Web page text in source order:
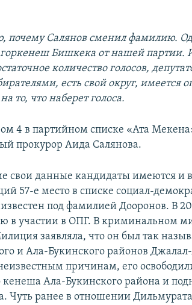
почему Салянов сменил фамилию.
Бишкека от нашей партии.
количество голосов,
есть свой округ,
то, что наберет голоса.
4 в партийном списке «Ата
прокурор Аида Салянова.
свои данные кандидаты имеются и
57-е место в списке социал-
под фамилией Дооронов. В
в участии в ОПГ. В криминальном
заявляла, что он был так
и Ала-Букинского районов
причинам, его
Ала-Букинского района и
Чуть ранее в отношении